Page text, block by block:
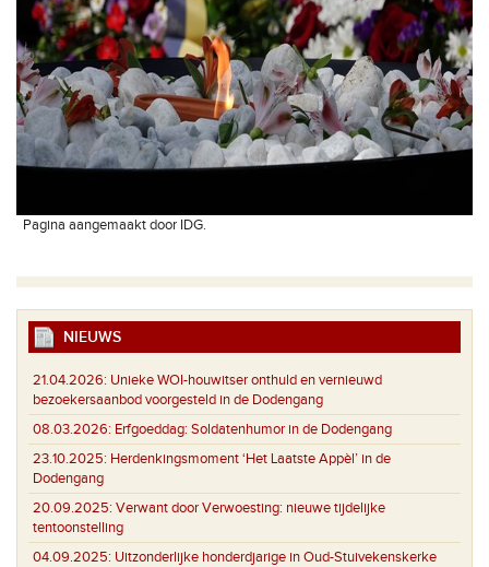
Pagina aangemaakt door IDG.
NIEUWS
21.04.2026: Unieke WOI-houwitser onthuld en vernieuwd
bezoekersaanbod voorgesteld in de Dodengang
08.03.2026: Erfgoeddag: Soldatenhumor in de Dodengang
23.10.2025: Herdenkingsmoment ‘Het Laatste Appèl’ in de
Dodengang
20.09.2025: Verwant door Verwoesting: nieuwe tijdelijke
tentoonstelling
04.09.2025: Uitzonderlijke honderdjarige in Oud-Stuivekenskerke